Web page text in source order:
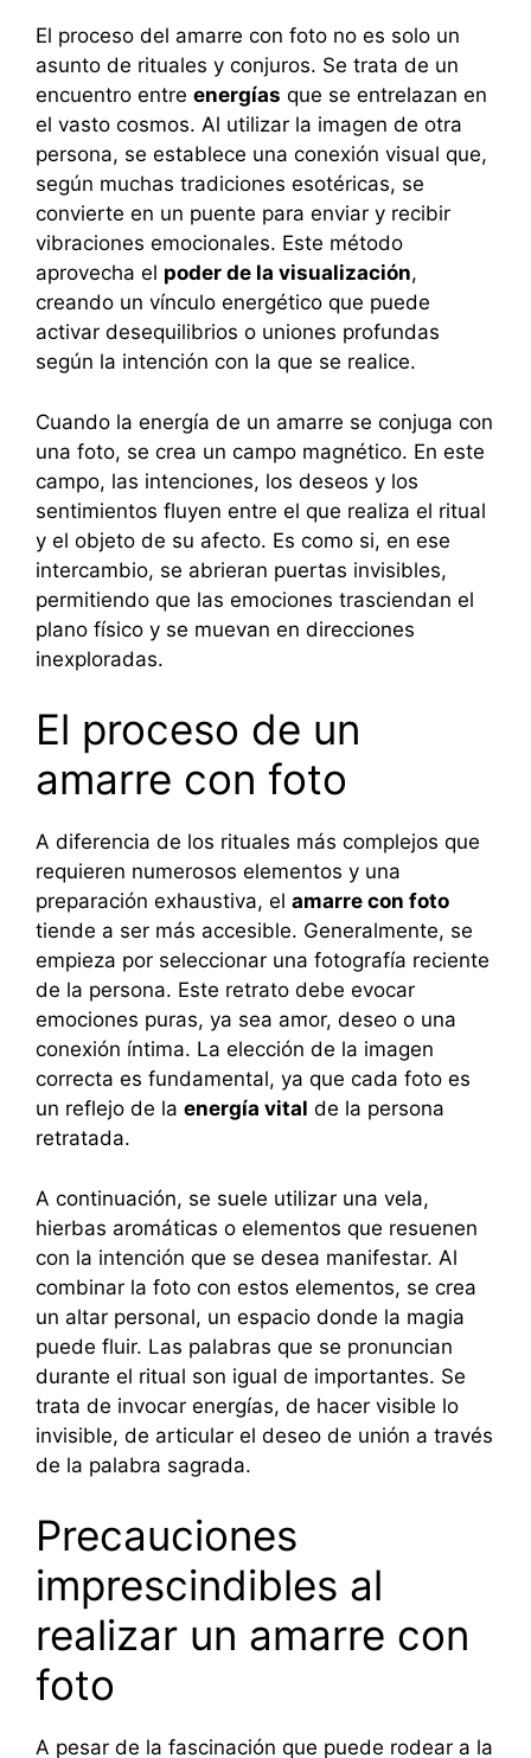
El proceso del amarre con foto no es solo un
asunto de rituales y conjuros. Se trata de un
encuentro entre energías que se entrelazan en
el vasto cosmos. Al utilizar la imagen de otra
persona, se establece una conexión visual que,
según muchas tradiciones esotéricas, se
convierte en un puente para enviar y recibir
vibraciones emocionales. Este método
aprovecha el poder de la visualización,
creando un vínculo energético que puede
activar desequilibrios o uniones profundas
según la intención con la que se realice.
Cuando la energía de un amarre se conjuga con
una foto, se crea un campo magnético. En este
campo, las intenciones, los deseos y los
sentimientos fluyen entre el que realiza el ritual
y el objeto de su afecto. Es como si, en ese
intercambio, se abrieran puertas invisibles,
permitiendo que las emociones trasciendan el
plano físico y se muevan en direcciones
inexploradas.
El proceso de un
amarre con foto
A diferencia de los rituales más complejos que
requieren numerosos elementos y una
preparación exhaustiva, el amarre con foto
tiende a ser más accesible. Generalmente, se
empieza por seleccionar una fotografía reciente
de la persona. Este retrato debe evocar
emociones puras, ya sea amor, deseo o una
conexión íntima. La elección de la imagen
correcta es fundamental, ya que cada foto es
un reflejo de la energía vital de la persona
retratada.
A continuación, se suele utilizar una vela,
hierbas aromáticas o elementos que resuenen
con la intención que se desea manifestar. Al
combinar la foto con estos elementos, se crea
un altar personal, un espacio donde la magia
puede fluir. Las palabras que se pronuncian
durante el ritual son igual de importantes. Se
trata de invocar energías, de hacer visible lo
invisible, de articular el deseo de unión a través
de la palabra sagrada.
Precauciones
imprescindibles al
realizar un amarre con
foto
A pesar de la fascinación que puede rodear a la